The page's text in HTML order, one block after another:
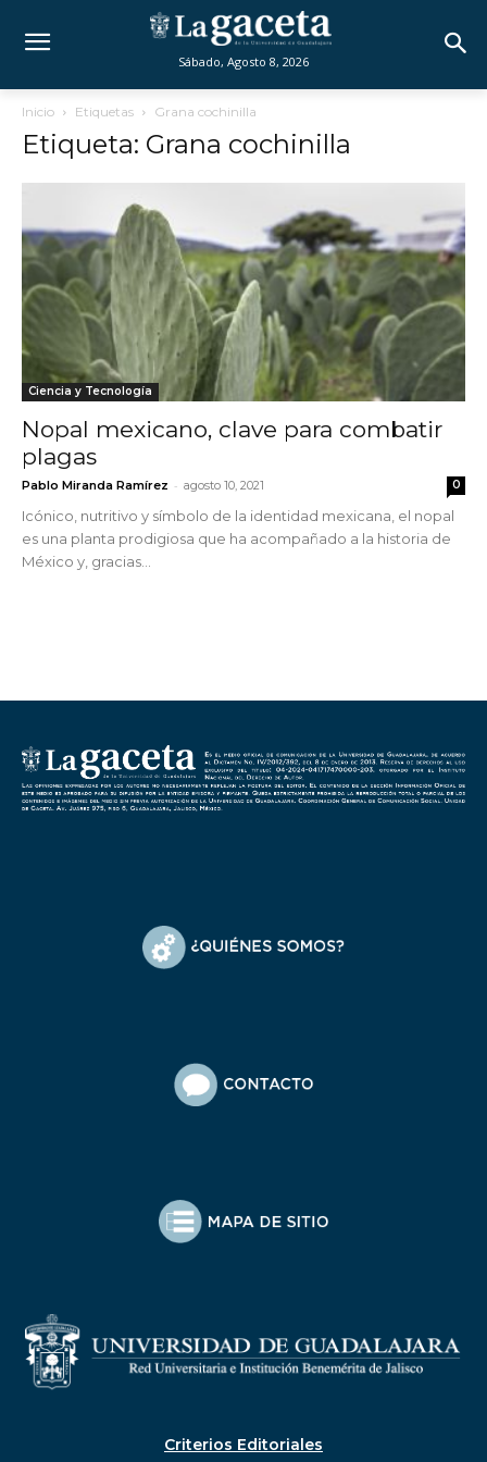
Sábado, Agosto 8, 2026
Inicio Etiquetas Grana cochinilla
Etiqueta: Grana cochinilla
Ciencia y Tecnología
Nopal mexicano, clave para combatir
plagas
Pablo Miranda Ramírez - agosto 10, 2021 0
Icónico, nutritivo y símbolo de la identidad mexicana, el nopal
es una planta prodigiosa que ha acompañado a la historia de
México y, gracias...
Criterios Editoriales